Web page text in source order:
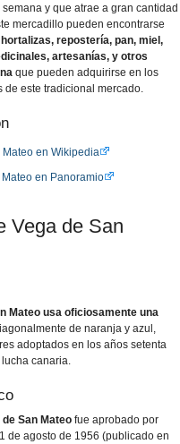
y que atrae a gran cantidad
mercadillo pueden encontrarse
repostería, pan, miel,
artesanías, y otros
que pueden adquirirse en los
de este tradicional mercado.
en Wikipedia
en Panoramio
Vega de San
Mateo usa oficiosamente una
de naranja y azul,
adoptados en los años setenta
canaria.
San Mateo fue aprobado por
de agosto de 1956 (publicado en